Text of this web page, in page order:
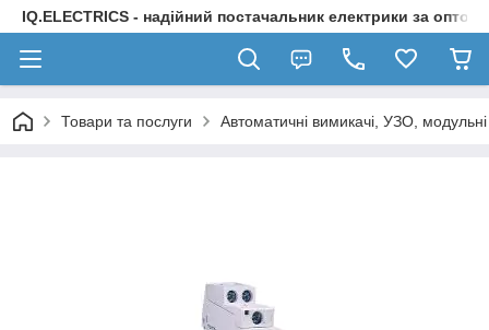
IQ.ELECTRICS - надійний постачальник електрики за
Товари та послуги Автоматичні вимикачі, УЗО,